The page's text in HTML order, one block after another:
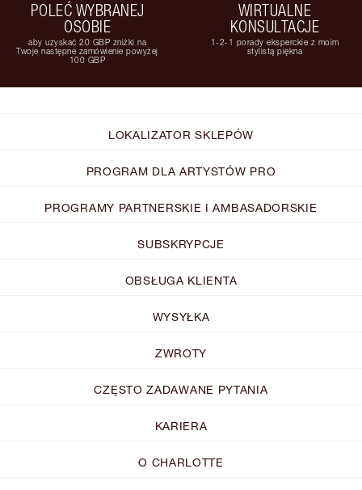
POLEĆ WYBRANEJ
OSOBIE
aby uzyskać 20 GBP zniżki na
Twoje następne zamówienie powyżej
100 GBP
WIRTUALNE
KONSULTACJE
1-2-1 porady eksperckie z moim
stylistą piękna
LOKALIZATOR SKLEPÓW
PROGRAM DLA ARTYSTÓW PRO
PROGRAMY PARTNERSKIE I AMBASADORSKIE
SUBSKRYPCJE
OBSŁUGA KLIENTA
WYSYŁKA
ZWROTY
CZĘSTO ZADAWANE PYTANIA
KARIERA
O CHARLOTTE